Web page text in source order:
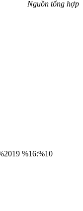
Nguồn tổng hợp
%16:%10